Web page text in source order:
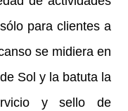
para clientes a
se midiera en
Sol y la batuta la
y sello de